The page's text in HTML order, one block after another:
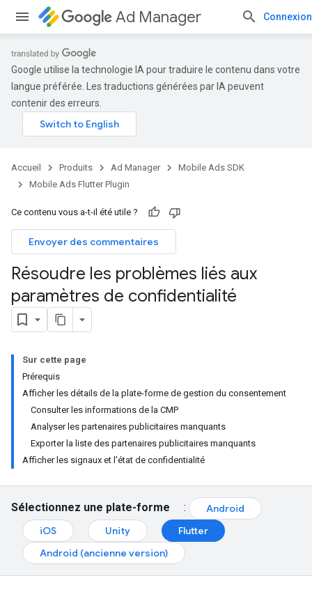
Ad Manager Connexion
Google utilise la technologie IA pour traduire le contenu dans votre
langue préférée. Les traductions générées par IA peuvent
contenir des erreurs.
Accueil Produits Ad Manager
Mobile Ads SDK
Mobile Ads Flutter Plugin
Ce contenu vous a-t-il été utile ?
Envoyer des commentaires
Résoudre les problèmes liés aux
paramètres de confidentialité
Sur cette page
Prérequis
Afficher les détails de la plate-forme de gestion du consentement
Consulter les informations de la CMP
Analyser les partenaires publicitaires manquants
Exporter la liste des partenaires publicitaires manquants
Afficher les signaux et l'état de confidentialité
Sélectionnez une plate-forme :
Android
iOS
Unity
Flutter
Android (ancienne version)